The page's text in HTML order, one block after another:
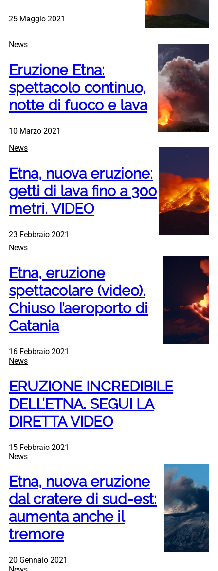
25 Maggio 2021
News
Eruzione Etna:
spettacolo continuo,
notte di fuoco e lava
10 Marzo 2021
News
Etna, nuova eruzione:
getti di lava fino a 300
metri. VIDEO
23 Febbraio 2021
News
Etna, eruzione
spettacolare (video).
Chiuso l’aeroporto di
Catania
16 Febbraio 2021
News
ERUZIONE INCREDIBILE
DELL’ETNA. SEGUI LA
DIRETTA VIDEO
15 Febbraio 2021
News
Etna, nuova eruzione
dal cratere di sud-est:
aumenta anche il
tremore
20 Gennaio 2021